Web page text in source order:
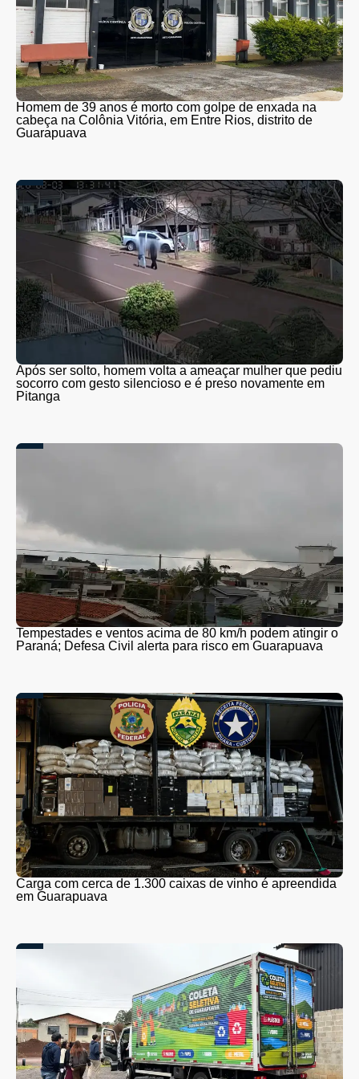
Homem de 39 anos é morto com golpe de enxada na
cabeça na Colônia Vitória, em Entre Rios, distrito de
Guarapuava
Após ser solto, homem volta a ameaçar mulher que pediu
socorro com gesto silencioso e é preso novamente em
Pitanga
Tempestades e ventos acima de 80 km/h podem atingir o
Paraná; Defesa Civil alerta para risco em Guarapuava
Carga com cerca de 1.300 caixas de vinho é apreendida
em Guarapuava